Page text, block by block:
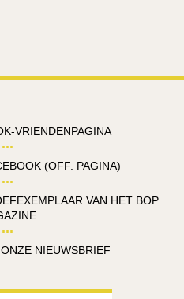
VRIENDENPAGINA
(OFF. PAGINA)
VAN HET BOP
NIEUWSBRIEF